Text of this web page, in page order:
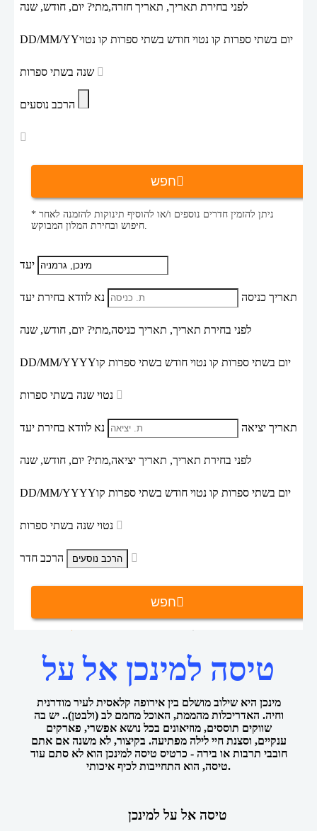
לפני בחירת תאריך, תאריך חזרה,מתי? יום, חודש, שנה
DD/MM/YYיום בשתי ספרות קו נטוי חודש בשתי ספרות קו נטוי
הרכב נוסעים
חפש
* ניתן להזמין חדרים נוספים ו/או להוסיף תינוקות להזמנה לאחר
חיפוש ובחירת המלון המבוקש.
יעד
תאריך כניסה נא לוודא בחירת יעד
לפני בחירת תאריך, תאריך כניסה,מתי? יום, חודש, שנה
DD/MM/YYYYיום בשתי ספרות קו נטוי חודש בשתי ספרות קו
תאריך יציאה נא לוודא בחירת יעד
לפני בחירת תאריך, תאריך יציאה,מתי? יום, חודש, שנה
DD/MM/YYYYיום בשתי ספרות קו נטוי חודש בשתי ספרות קו
הרכב חדר
חפש
דף הבית טיסות זולות טיסות אל על טיסות אל על למינכן
טיסה למינכן אל על
מינכן היא שילוב מושלם בין אירופה קלאסית לעיר מודרנית
וחיה. האדריכלות מהממת, האוכל מחמם לב (ולבטן).. יש בה
שווקים תוססים, מוזיאונים בכל נושא אפשרי, פארקים
ענקיים, וסצנת חיי לילה מפתיעה. בקיצור, לא משנה אם אתם
חובבי תרבות או בירה - כרטיס טיסה למינכן הוא לא סתם עוד
טיסה, הוא התחייבות לכיף איכותי.
טיסה אל על למינכן